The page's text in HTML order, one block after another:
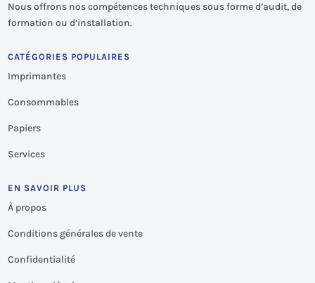
Nous offrons nos compétences techniques sous forme d’audit, de
formation ou d’installation.
CATÉGORIES POPULAIRES
Imprimantes
Consommables
Papiers
Services
EN SAVOIR PLUS
À propos
Conditions générales de vente
Confidentialité